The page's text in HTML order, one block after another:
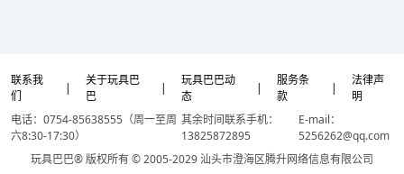
联系我
们
|
关于玩具巴
巴
|
玩具巴巴动
态
|
服务条
款
|
法律声
明
电话：0754-85638555（周一至周
六8:30-17:30）
其余时间联系手机：
13825872895
E-mail：
5256262@qq.com
玩具巴巴® 版权所有 © 2005-2029 汕头市澄海区腾升网络信息有限公司